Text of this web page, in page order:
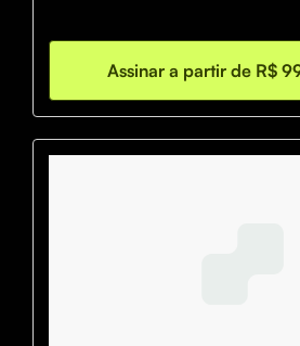
Assinar a partir de R$